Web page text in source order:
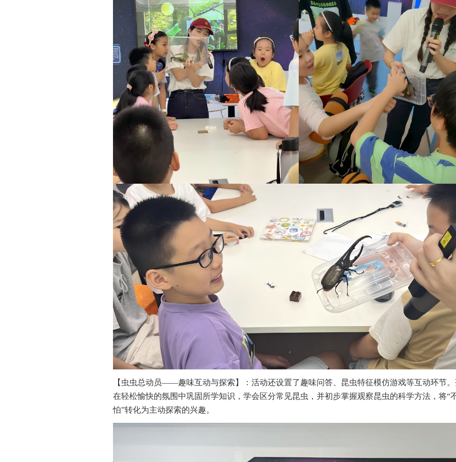
【虫虫总动员——趣味互动与探索】：活动还设置了趣味问答、昆虫特征模仿游戏等互动环节
在轻松愉快的氛围中巩固所学知识，学会区分常见昆虫，并初步掌握观察昆虫的科学方法，将“
怕”转化为主动探索的兴趣。